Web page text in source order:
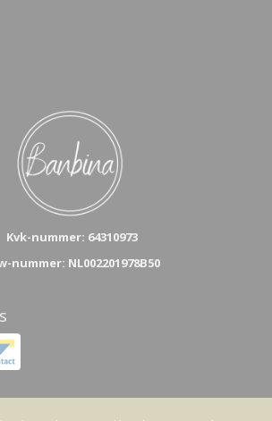
Kvk-nummer: 64310973
nummer: NL002201978B50